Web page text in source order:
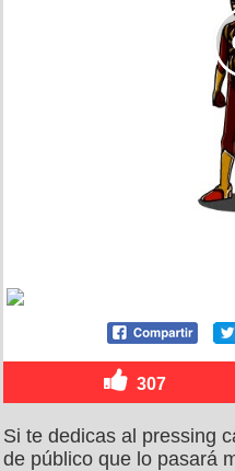
307
Si te dedicas al pressing
de público que lo pasará